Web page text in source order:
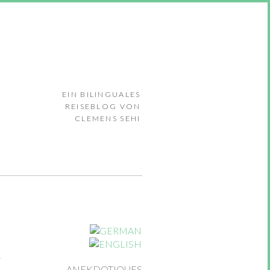
EIN BILINGUALES
REISEBLOG VON
CLEMENS SEHI